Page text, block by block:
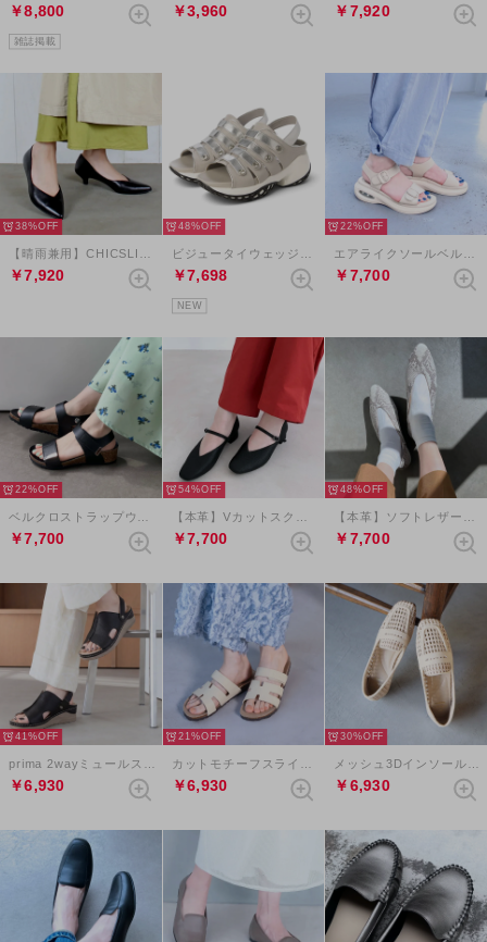
￥8,800
雑誌掲載
￥3,960 ￥7,920
38%
￥7,920
48%
￥7,698
NEW
22%
￥7,700
22%
￥7,700
54%
￥7,700
48%
￥7,700
41%
￥6,930
21%
￥6,930
30%
￥6,930